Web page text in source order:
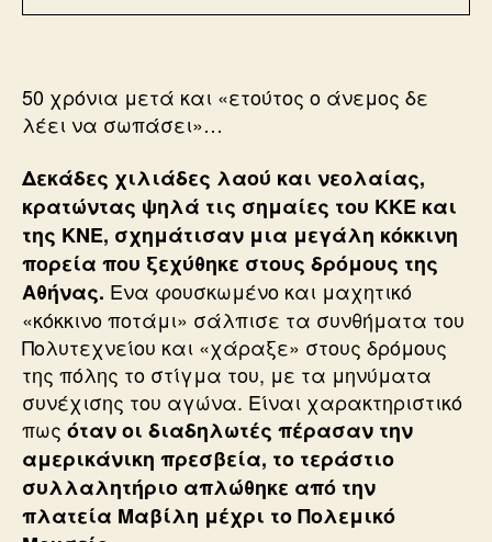
50 χρόνια μετά και «ετούτος ο άνεμος δε
λέει να σωπάσει»…
Δεκάδες χιλιάδες λαού και νεολαίας,
κρατώντας ψηλά τις σημαίες του ΚΚΕ και
της ΚΝΕ, σχημάτισαν μια μεγάλη κόκκινη
πορεία που ξεχύθηκε στους δρόμους της
Αθήνας. Ενα φουσκωμένο και μαχητικό
«κόκκινο ποτάμι» σάλπισε τα συνθήματα του
Πολυτεχνείου και «χάραξε» στους δρόμους
της πόλης το στίγμα του, με τα μηνύματα
συνέχισης του αγώνα. Είναι χαρακτηριστικό
πως όταν οι διαδηλωτές πέρασαν την
αμερικάνικη πρεσβεία, το τεράστιο
συλλαλητήριο απλώθηκε από την
πλατεία Μαβίλη μέχρι το Πολεμικό